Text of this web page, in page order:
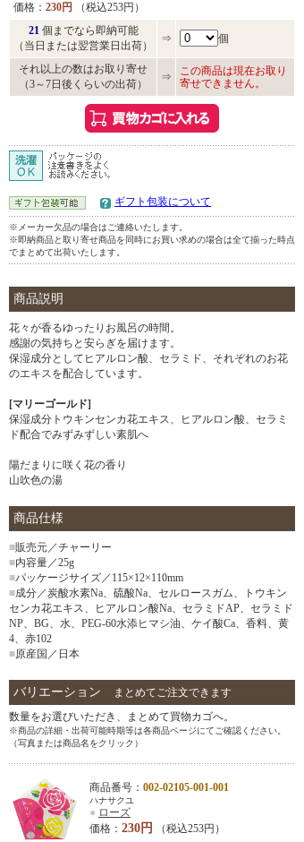
価格： 230円
（税込253円）
21 個までなら即納可能
（当日または翌営業日出荷）
⇒ 個
それ以上の数はお取り寄せ
（3～7日後くらいの出荷）
⇒
この商品は現在お取り
寄せできません。
ギフト包装について
※メーカー欠品の場合はご連絡いたします。
※即納商品と取り寄せ商品を同時にお買い求めの場合は全て揃った時点
でまとめて出荷いたします。
商品説明
花々が香るゆったりお風呂の時間。
感謝の気持ちと安らぎを届けます。
保湿成分としてヒアルロン酸、セラミド、それぞれのお花
のエキスを配合しています。
[マリーゴールド]
保湿成分トウキンセンカ花エキス、ヒアルロン酸、セラミ
ド配合でみずみずしい素肌へ
陽だまりに咲く花の香り
山吹色の湯
商品仕様
■販売元／チャーリー
■内容量／25g
■パッケージサイズ／115×12×110mm
■成分／炭酸水素Na、硫酸Na、セルロースガム、トウキン
センカ花エキス、ヒアルロン酸Na、セラミドAP、セラミド
NP、BG、水、PEG-60水添ヒマシ油、ケイ酸Ca、香料、黄
4、赤102
■原産国／日本
バリエーション
まとめてご注文できます
数量をお選びいただき、まとめて買物カゴへ。
※商品の詳細・出荷可能時期等は各商品ページにてご確認ください。
（写真または商品名をクリック）
商品番号： 002-02105-001-001
ハナサクユ
● ローズ
価格： 230円 （税込253円）